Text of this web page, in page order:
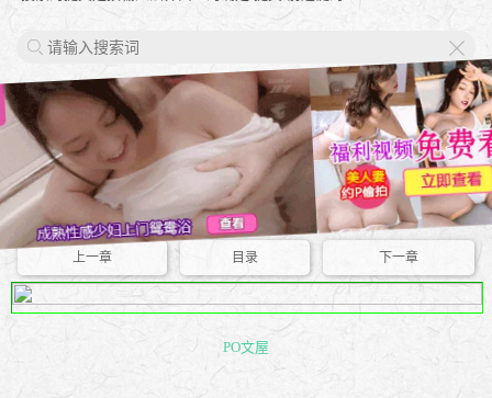
上一章 目录 下一章
PO文屋